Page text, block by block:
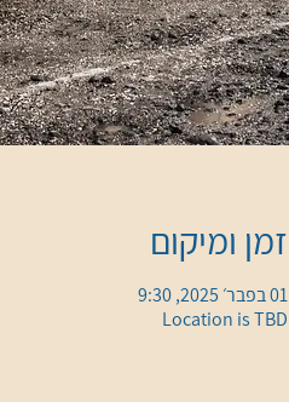
זמן ומיקום
01 בפבר׳ 2025, 9:30
Location is TBD